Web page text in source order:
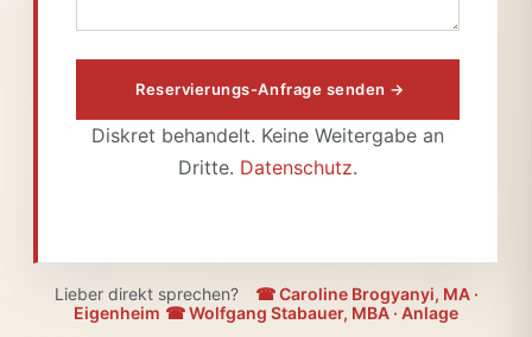
Reservierungs-Anfrage senden →
Diskret behandelt. Keine Weitergabe an
Dritte. Datenschutz.
Lieber direkt sprechen?
☎ Caroline Brogyanyi, MA ·
Eigenheim ☎ Wolfgang Stabauer, MBA · Anlage